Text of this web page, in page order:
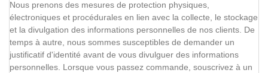
Nous prenons des mesures de protection physiques,
électroniques et procédurales en lien avec la collecte, le stockage
et la divulgation des informations personnelles de nos clients. De
temps à autre, nous sommes susceptibles de demander un
justificatif d'identité avant de vous divulguer des informations
personnelles. Lorsque vous passez commande, souscrivez à un